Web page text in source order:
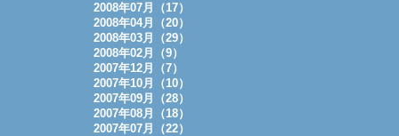
2008年07月（17）
2008年04月（20）
2008年03月（29）
2008年02月（9）
2007年12月（7）
2007年10月（10）
2007年09月（28）
2007年08月（18）
2007年07月（22）